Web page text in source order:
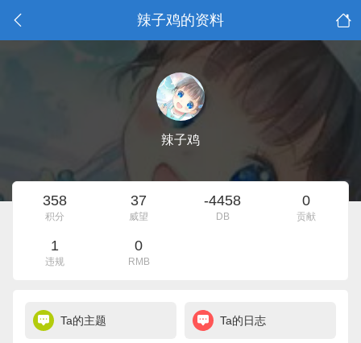
辣子鸡的资料
辣子鸡
358
积分
37
威望
-4458
DB
0
贡献
1
违规
0
RMB
Ta的主题 Ta的日志